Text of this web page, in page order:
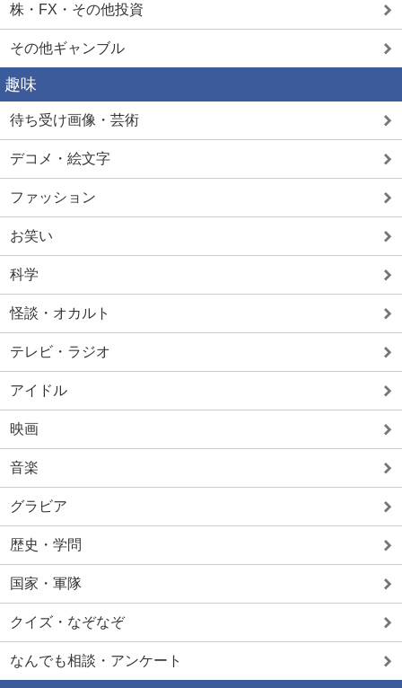
株・FX・その他投資
その他ギャンブル
趣味
待ち受け画像・芸術
デコメ・絵文字
ファッション
お笑い
科学
怪談・オカルト
テレビ・ラジオ
アイドル
映画
音楽
グラビア
歴史・学問
国家・軍隊
クイズ・なぞなぞ
なんでも相談・アンケート